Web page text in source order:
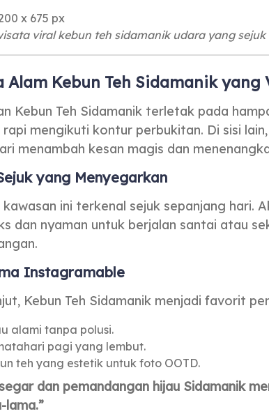
x 675 px
viral kebun teh sidamanik udara yang sejuk
Alam Kebun Teh Sidamanik yang
Kebun Teh Sidamanik terletak pada
rapi mengikuti kontur perbukitan. Di sisi
menambah kesan magis dan
yang Menyegarkan
kawasan ini terkenal sejuk sepanjang hari.
dan nyaman untuk berjalan santai atau
Instagramable
Kebun Teh Sidamanik menjadi favorit
alami tanpa polusi.
pagi yang lembut.
teh yang estetik untuk foto OOTD.
dan pemandangan hijau Sidamanik
lama.”